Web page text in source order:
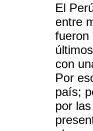
El
entre
fueron
con
Por
país;
por